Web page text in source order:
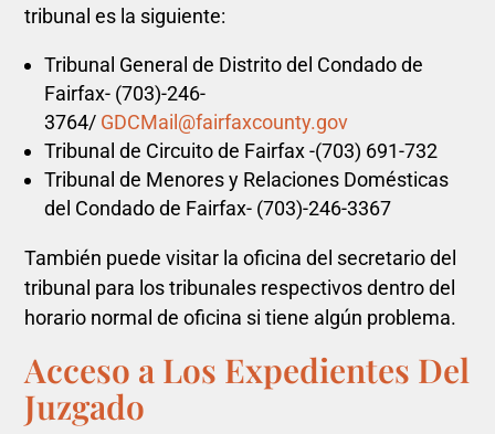
tribunal es la siguiente:
Tribunal General de Distrito del Condado de
Fairfax- (703)-246-
3764/ GDCMail@fairfaxcounty.gov
Tribunal de Circuito de Fairfax -(703) 691-732
Tribunal de Menores y Relaciones Domésticas
del Condado de Fairfax- (703)-246-3367
También puede visitar la oficina del secretario del
tribunal para los tribunales respectivos dentro del
horario normal de oficina si tiene algún problema.
Acceso a Los Expedientes Del
Juzgado